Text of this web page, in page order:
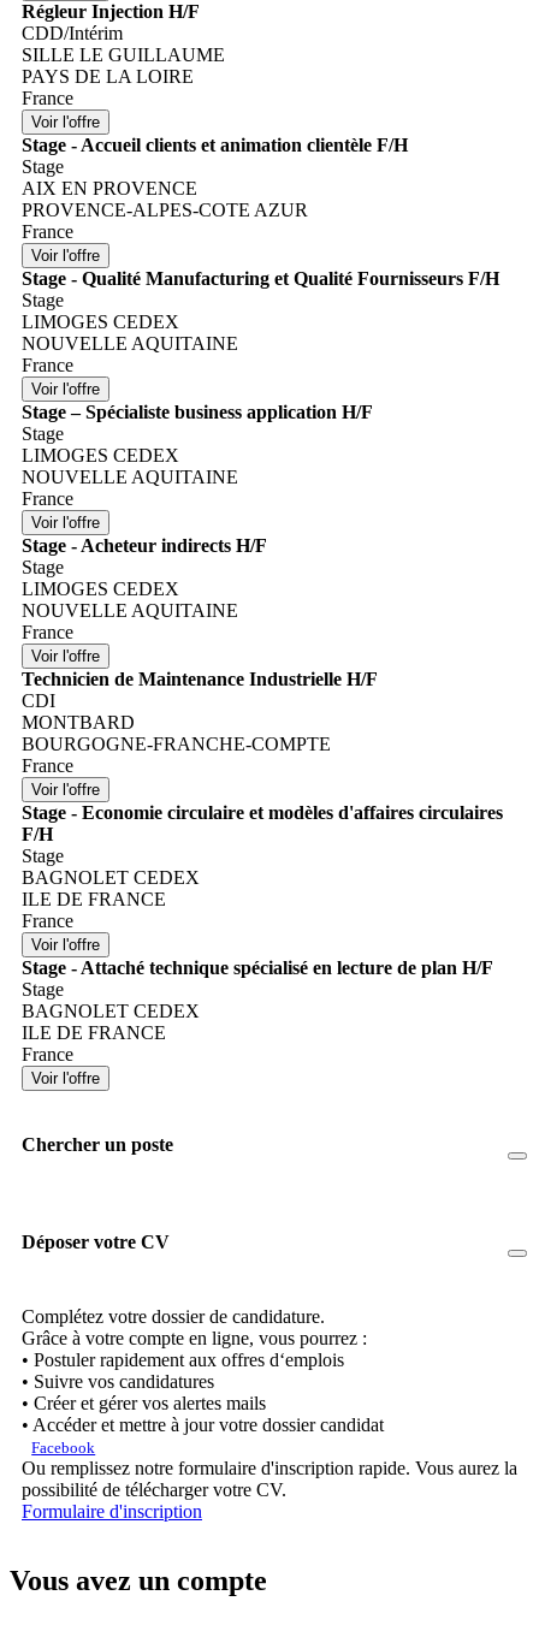
Régleur Injection H/F
CDD/Intérim
SILLE LE GUILLAUME
PAYS DE LA LOIRE
France
Stage - Accueil clients et animation clientèle F/H
Stage
AIX EN PROVENCE
PROVENCE-ALPES-COTE AZUR
France
Stage - Qualité Manufacturing et Qualité Fournisseurs F/H
Stage
LIMOGES CEDEX
NOUVELLE AQUITAINE
France
Stage – Spécialiste business application H/F
Stage
LIMOGES CEDEX
NOUVELLE AQUITAINE
France
Stage - Acheteur indirects H/F
Stage
LIMOGES CEDEX
NOUVELLE AQUITAINE
France
Technicien de Maintenance Industrielle H/F
CDI
MONTBARD
BOURGOGNE-FRANCHE-COMPTE
France
Stage - Economie circulaire et modèles d'affaires circulaires
F/H
Stage
BAGNOLET CEDEX
ILE DE FRANCE
France
Stage - Attaché technique spécialisé en lecture de plan H/F
Stage
BAGNOLET CEDEX
ILE DE FRANCE
France
Chercher un poste
Déposer votre CV
Complétez votre dossier de candidature.
Grâce à votre compte en ligne, vous pourrez :
• Postuler rapidement aux offres d‘emplois
• Suivre vos candidatures
• Créer et gérer vos alertes mails
• Accéder et mettre à jour votre dossier candidat
Facebook
Ou remplissez notre formulaire d'inscription rapide. Vous aurez la
possibilité de télécharger votre CV.
Formulaire d'inscription
Vous avez un compte